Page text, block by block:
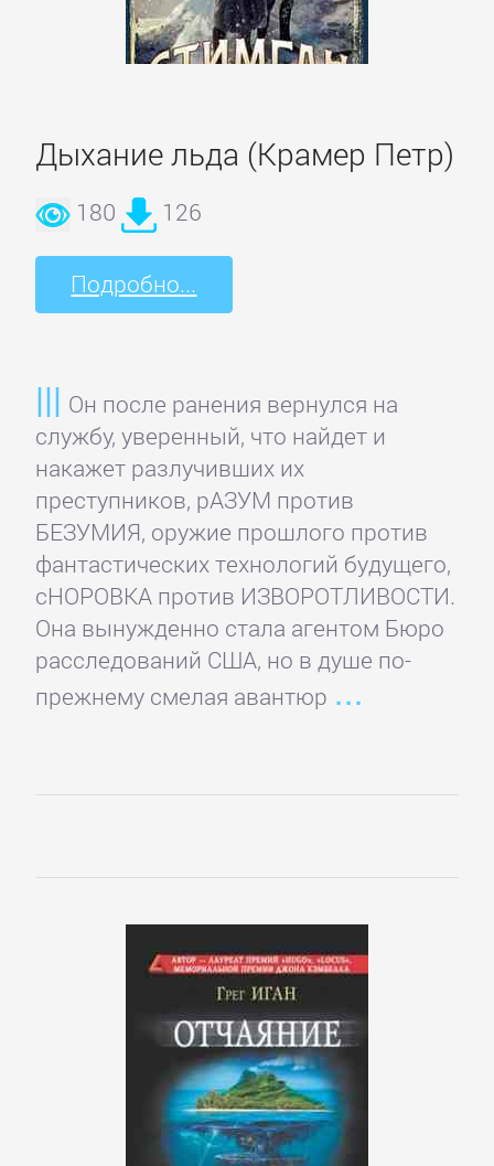
Дыхание льда (Крамер Петр)
180 126
Подробно...
Он после ранения вернулся на
службу, уверенный, что найдет и
накажет разлучивших их
преступников, рАЗУМ против
БЕЗУМИЯ, оружие прошлого против
фантастических технологий будущего,
сНОРОВКА против ИЗВОРОТЛИВОСТИ.
Она вынужденно стала агентом Бюро
расследований США, но в душе по-
прежнему смелая авантюр
литература
Биология
Иностранные
языки
Культурология
Математика
Медицина
Педагогика
Политика,
литература
Социология
Техническая